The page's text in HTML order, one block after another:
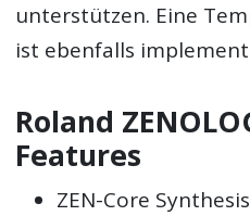
unterstützen. Eine
ist ebenfalls
Roland
Features
ZEN-Core